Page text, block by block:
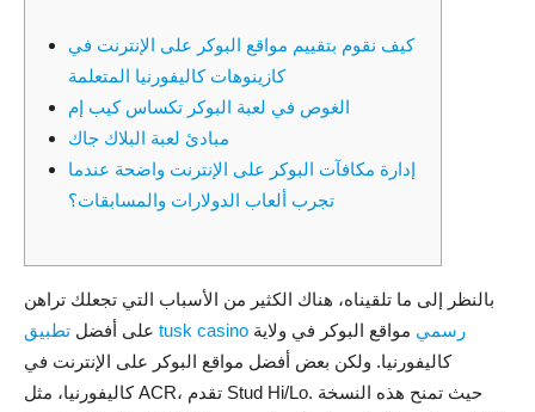
triển
كيف نقوم بتقييم مواقع البوكر على الإنترنت في
كازينوهات كاليفورنيا المتعلمة
الغوص في لعبة البوكر تكساس كيب إم
مبادئ لعبة البلاك جاك
إدارة مكافآت البوكر على الإنترنت واضحة عندما
تجرب ألعاب الدولارات والمسابقات؟
بالنظر إلى ما تلقيناه، هناك الكثير من الأسباب التي تجعلك تراهن
على أفضل
تطبيق tusk casino رسمي مواقع البوكر في ولاية
كاليفورنيا. ولكن بعض أفضل مواقع البوكر على الإنترنت في
كاليفورنيا، مثل ACR، تقدم Stud Hi/Lo. حيث تمنح هذه النسخة